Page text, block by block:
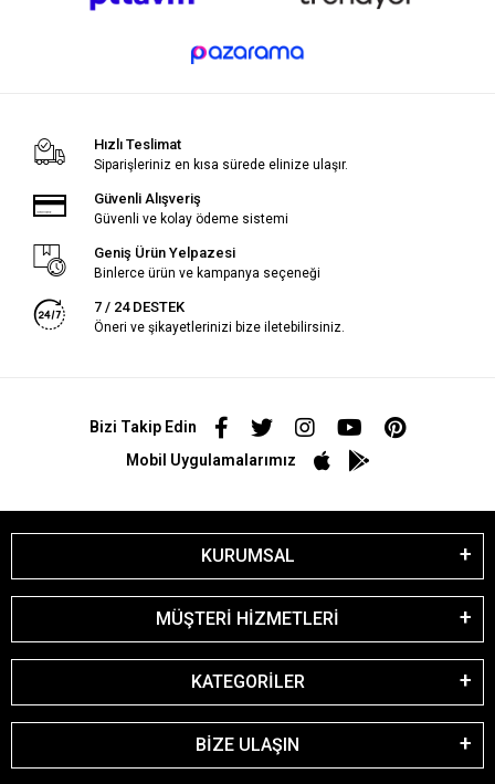
Hızlı Teslimat
Siparişleriniz en kısa sürede elinize ulaşır.
Güvenli Alışveriş
Güvenli ve kolay ödeme sistemi
Geniş Ürün Yelpazesi
Binlerce ürün ve kampanya seçeneği
7 / 24 DESTEK
Öneri ve şikayetlerinizi bize iletebilirsiniz.
Bizi Takip Edin
Mobil Uygulamalarımız
KURUMSAL
MÜŞTERİ HİZMETLERİ
KATEGORİLER
BİZE ULAŞIN